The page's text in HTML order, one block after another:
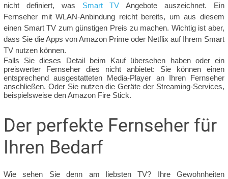
nicht definiert, was Smart TV Angebote auszeichnet. Ein
Fernseher mit WLAN-Anbindung reicht bereits, um aus diesem
einen Smart TV zum günstigen Preis zu machen. Wichtig ist aber,
dass Sie die Apps von Amazon Prime oder Netflix auf Ihrem Smart
TV nutzen können.
Falls Sie dieses Detail beim Kauf übersehen haben oder ein
preiswerter Fernseher dies nicht anbietet: Sie können einen
entsprechend ausgestatteten Media-Player an Ihren Fernseher
anschließen. Oder Sie nutzen die Geräte der Streaming-Services,
beispielsweise den Amazon Fire Stick.
Der perfekte Fernseher für
Ihren Bedarf
Wie sehen Sie denn am liebsten TV? Ihre Gewohnheiten